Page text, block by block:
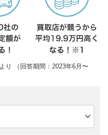
り （回答期間：2023年6月〜